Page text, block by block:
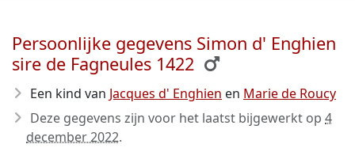
Persoonlijke gegevens Simon d' Enghien
sire de Fagneules 1422
Een kind van Jacques d' Enghien en Marie de Roucy
Deze gegevens zijn voor het laatst bijgewerkt op 4
december 2022.